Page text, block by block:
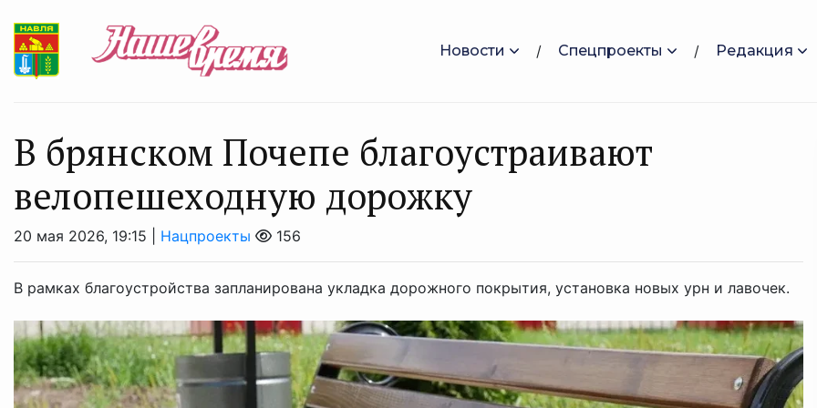
Новости Спецпроекты Редакция
В брянском Почепе благоустраивают
велопешеходную дорожку
20 мая 2026, 19:15 | Нацпроекты 156
В рамках благоустройства запланирована укладка дорожного покрытия, установка новых урн и лавочек.